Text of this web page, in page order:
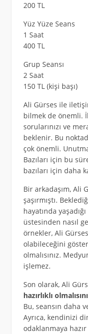
200 TL
Yüz Yüze Seans
1 Saat
400 TL
Grup Seansı
2 Saat
150 TL (kişi başı)
Ali Gürses ile
bilmek de önemli.
sorularınızı ve
beklenir. Bu
çok önemli.
Bazıları için bu
bazıları için daha
Bir arkadaşım, Ali
şaşırmıştı.
hayatında
üstesinden nasıl
örnekler, Ali
olabileceğini
olmalısınız.
işlemez.
Son olarak, Ali
hazırlıklı
Bu, seansın daha
Ayrıca, kendinizi
odaklanmaya